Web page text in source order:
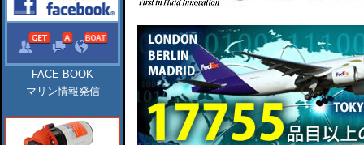
FACE BOOK
マリン情報発信